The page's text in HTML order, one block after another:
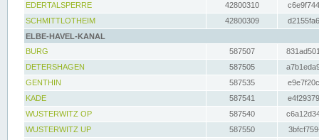
EDERTALSPERRE
42800310
SCHMITTLOTHEIM
42800309
ELBE-HAVEL-KANAL
BURG
587507
DETERSHAGEN
587505
GENTHIN
587535
KADE
587541
WUSTERWITZ OP
587540
WUSTERWITZ UP
587550